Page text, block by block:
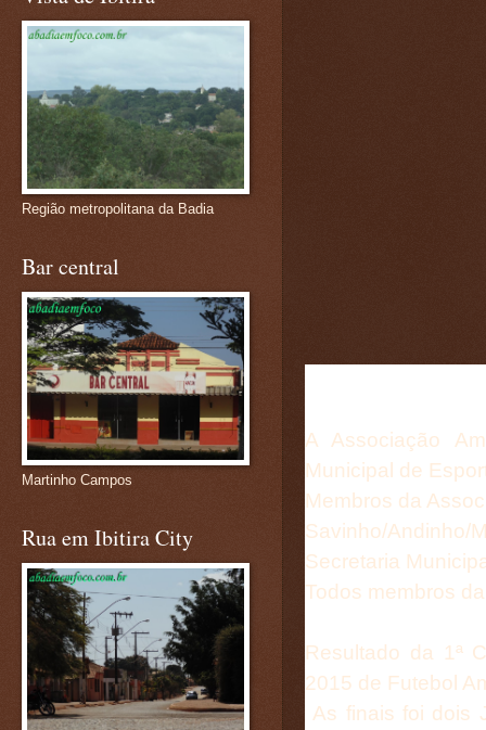
A Associação
Municipal de
Membros da
Savinho/Andinho/
Secretaria
Todos membros
Resultado da 1ª
2015 de Futebol
As finais foi dois
Região metropolitana da Badia
Bar central
Martinho Campos
Rua em Ibitira City